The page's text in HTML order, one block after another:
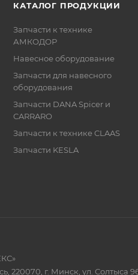
КАТАЛОГ ПРОДУКЦИИ
Запчасти к технике
АМКОДОР
Навесное оборудование
Запчасти для навесного
оборудования
Запчасти DANA Spicer и
CARRARO
Запчасти к технике CLAAS
Запчасти KESLA
220070, г. Минск, ул. Солтыса